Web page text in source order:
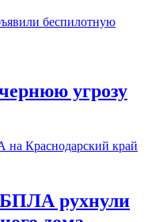
угрозу
БПЛА рухнули